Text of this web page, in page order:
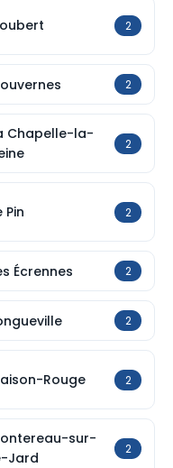
2
2
Chapelle-la-
2
Pin 2
Écrennes 2
2
Rouge 2
sur-
Jard
2